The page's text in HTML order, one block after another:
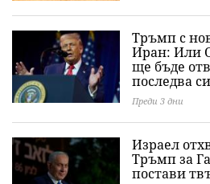
Тръмп с
Иран: Или
ще бъде
последва
Преди 3 дни
Израел
Тръмп за
постави